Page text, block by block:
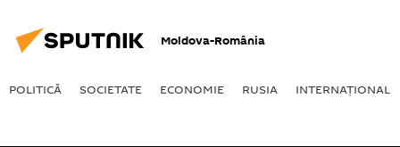
Moldova-România
POLITICĂ SOCIETATE ECONOMIE RUSIA INTERNAŢIONAL